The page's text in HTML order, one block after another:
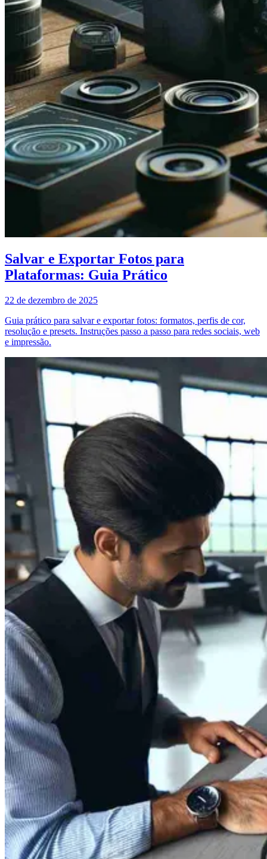
Salvar e Exportar Fotos para
Plataformas: Guia Prático
22 de dezembro de 2025
Guia prático para salvar e exportar fotos: formatos, perfis de cor,
resolução e presets. Instruções passo a passo para redes sociais, web
e impressão.